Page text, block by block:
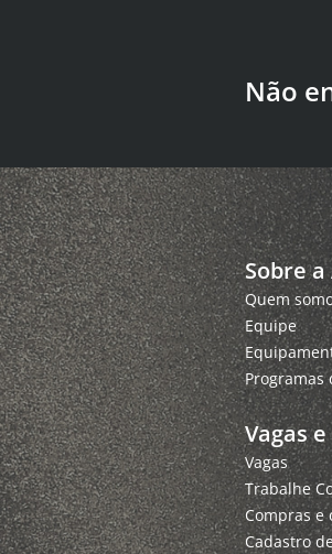
Não
Sobre a
Quem
Equipe
Programas
Vagas
Vagas
Trabalhe
Compras e
Cadastro